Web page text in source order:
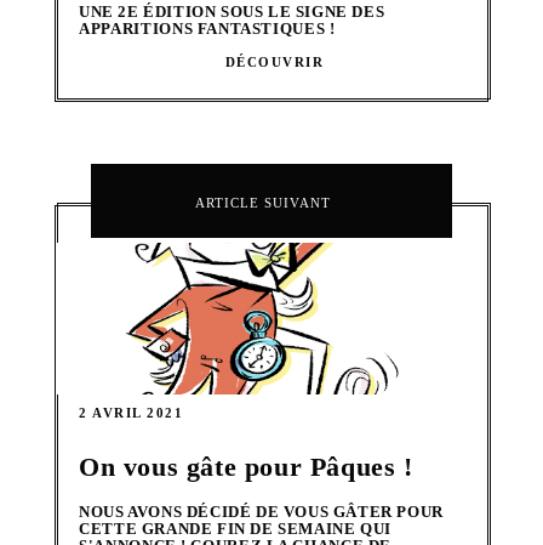
UNE 2E ÉDITION SOUS LE SIGNE DES
APPARITIONS FANTASTIQUES !
DÉCOUVRIR
ARTICLE SUIVANT
2 AVRIL 2021
On vous gâte pour Pâques !
NOUS AVONS DÉCIDÉ DE VOUS GÂTER POUR
CETTE GRANDE FIN DE SEMAINE QUI